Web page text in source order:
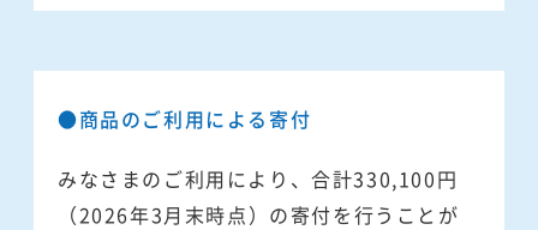
●商品のご利用による寄付
みなさまのご利用により、合計330,100円
（2026年3月末時点）の寄付を行うことが